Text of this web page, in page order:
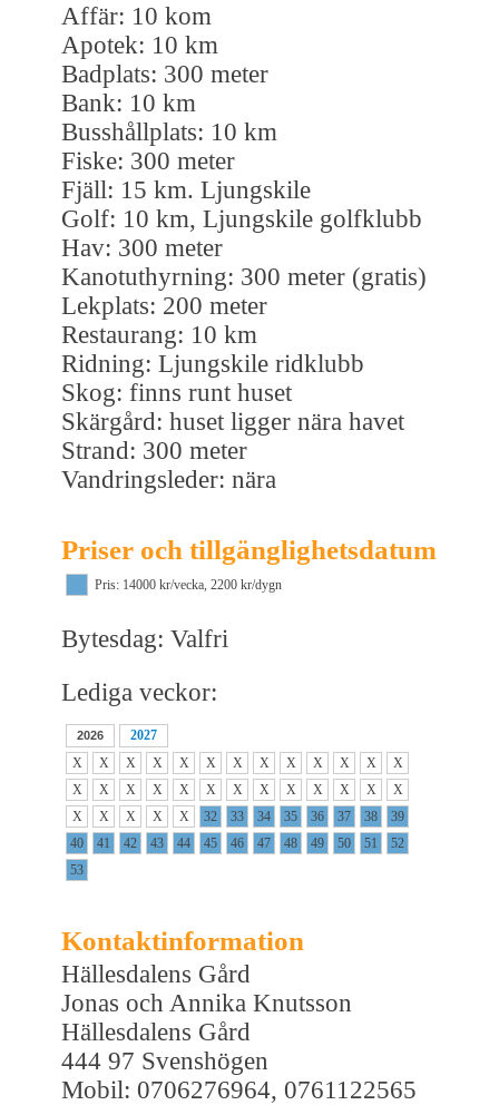
Affär: 10 kom
Apotek: 10 km
Badplats: 300 meter
Bank: 10 km
Busshållplats: 10 km
Fiske: 300 meter
Fjäll: 15 km. Ljungskile
Golf: 10 km, Ljungskile golfklubb
Hav: 300 meter
Kanotuthyrning: 300 meter (gratis)
Lekplats: 200 meter
Restaurang: 10 km
Ridning: Ljungskile ridklubb
Skog: finns runt huset
Skärgård: huset ligger nära havet
Strand: 300 meter
Vandringsleder: nära
Priser och tillgänglighetsdatum
Pris: 14000 kr/vecka, 2200 kr/dygn
Bytesdag: Valfri
Lediga veckor:
2026
2027
X
X X X X X X X X X X X
X
X
X X X X X X X X X X X
X
X
X X X X 32 33 34 35 36 37 38
39
40
41 42 43 44 45 46 47 48 49 50 51
52
53
Kontaktinformation
Hällesdalens Gård
Jonas och Annika Knutsson
Hällesdalens Gård
444 97 Svenshögen
Mobil: 0706276964, 0761122565